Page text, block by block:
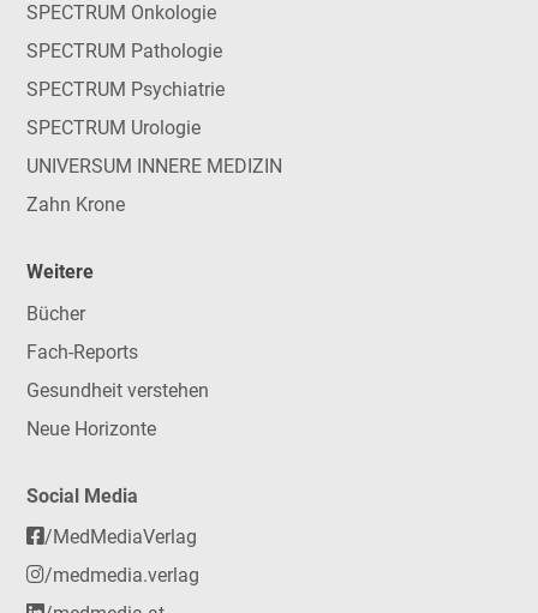
SPECTRUM Onkologie
SPECTRUM Pathologie
SPECTRUM Psychiatrie
SPECTRUM Urologie
UNIVERSUM INNERE MEDIZIN
Zahn Krone
Weitere
Bücher
Fach-Reports
Gesundheit verstehen
Neue Horizonte
Social Media
/MedMediaVerlag
/medmedia.verlag